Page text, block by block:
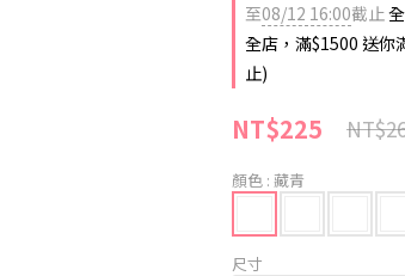
至08/12 16:00截止
全店，滿$1500 送你
止)
NT$225
顏色 : 藏青
尺寸